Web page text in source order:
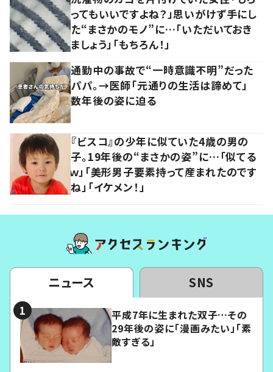
ってもいいですよね？」思いがけず手にし
た“まさかのモノ”に…「いただいておき
ましょう」「もちろん！」
通勤中の事故で“一時意識不明”だった
パパ。→医師「元通りの生活は諦めて」
数年後の姿に迫る
『ビスコ』の少年に似ていた4歳の男の
子。19年後の“まさかの姿”に…「似てる
ｗ」「美形男子要素持って産まれたのです
ね」「イケメン！」
ニュース SNS
平成7年に生まれた双子…その
29年後の姿に「漫画みたい」「素
敵すぎる」